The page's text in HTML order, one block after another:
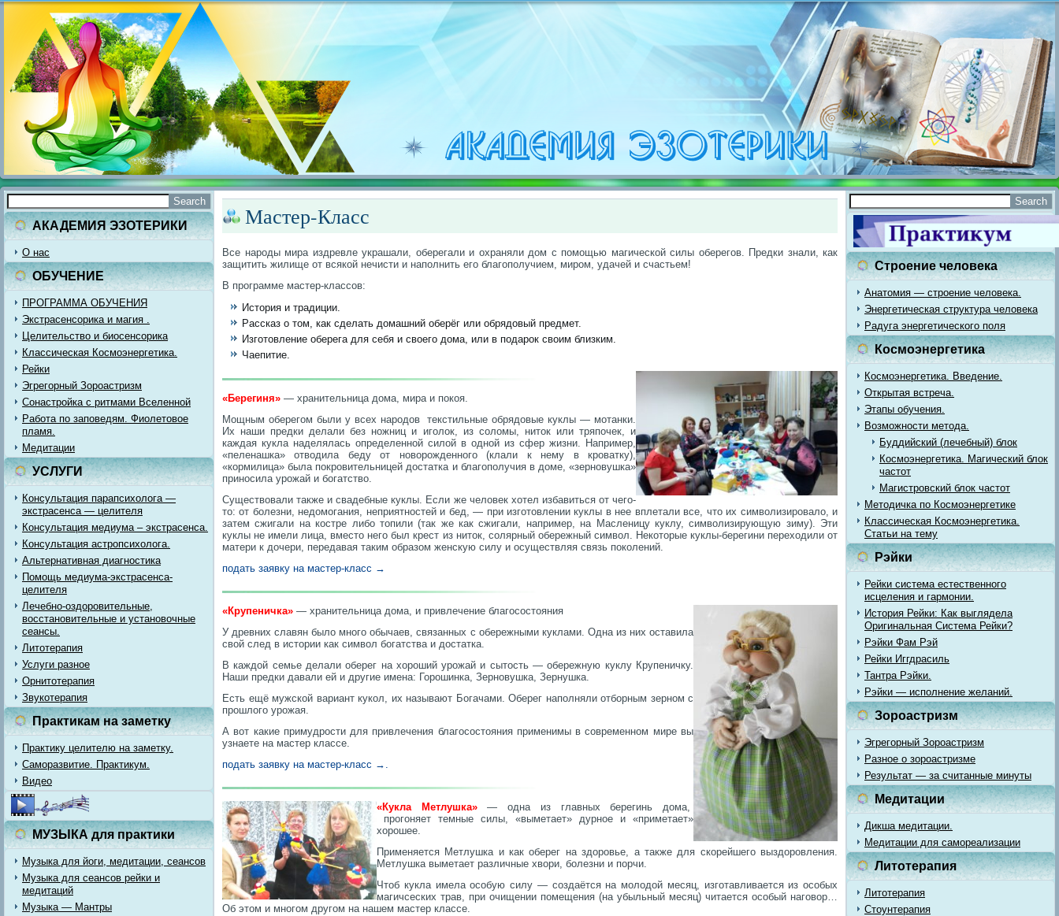
АКАДЕМИЯ ЭЗОТЕРИКИ
О нас
ОБУЧЕНИЕ
ПРОГРАММА ОБУЧЕНИЯ
Экстрасенсорика и магия .
Целительство и биосенсорика
Классическая Космоэнергетика.
Рейки
Эгрегорный Зороастризм
Сонастройка с ритмами Вселенной
Работа по заповедям. Фиолетовое
пламя.
Медитации
УСЛУГИ
Консультация парапсихолога —
экстрасенса — целителя
Консультация медиума – экстрасенса.
Консультация астропсихолога.
Альтернативная диагностика
Помощь медиума-экстрасенса-
целителя
Лечебно-оздоровительные,
восстановительные и установочные
сеансы.
Литотерапия
Услуги разное
Орнитотерапия
Звукотерапия
Практикам на заметку
Практику целителю на заметку.
Саморазвитие. Практикум.
Видео
МУЗЫКА для практики
Музыка для йоги, медитации, сеансов
Музыка для сеансов рейки и
медитаций
Музыка — Мантры
Мастер-Класс
Все народы мира издревле украшали, оберегали и охраняли дом с помощью магической силы оберегов. Предки знали, как
защитить жилище от всякой нечисти и наполнить его благополучием, миром, удачей и счастьем!
В программе мастер-классов:
История и традиции.
Рассказ о том, как сделать домашний оберёг или обрядовый предмет.
Изготовление оберега для себя и своего дома, или в подарок своим близким.
Чаепитие.
«Берегиня» — хранительница дома, мира и покоя.
Мощным оберегом были у всех народов текстильные обрядовые куклы — мотанки.
Их наши предки делали без ножниц и иголок, из соломы, ниток или тряпочек, и
каждая кукла наделялась определенной силой в одной из сфер жизни. Например,
«пеленашка» отводила беду от новорожденного (клали к нему в кроватку),
«кормилица» была покровительницей достатка и благополучия в доме, «зерновушка»
приносила урожай и богатство.
Существовали также и свадебные куклы. Если же человек хотел избавиться от чего-
то: от болезни, недомогания, неприятностей и бед, — при изготовлении куклы в нее вплетали все, что их символизировало, и
затем сжигали на костре либо топили (так же как сжигали, например, на Масленицу куклу, символизирующую зиму). Эти
куклы не имели лица, вместо него был крест из ниток, солярный обережный символ. Некоторые куклы-берегини переходили от
матери к дочери, передавая таким образом женскую силу и осуществляя связь поколений.
подать заявку на мастер-класс →
«Крупеничка» — хранительница дома, и привлечение благосостояния
У древних славян было много обычаев, связанных с обережными куклами. Одна из них оставила
свой след в истории как символ богатства и достатка.
В каждой семье делали оберег на хороший урожай и сытость — обережную куклу Крупеничку.
Наши предки давали ей и другие имена: Горошинка, Зерновушка, Зернушка.
Есть ещё мужской вариант кукол, их называют Богачами. Оберег наполняли отборным зерном с
прошлого урожая.
А вот какие примудрости для привлечения благосостояния применимы в современном мире вы
узнаете на мастер классе.
подать заявку на мастер-класс →.
«Кукла Метлушка»— одна из главных берегинь дома,
прогоняет темные силы, «выметает» дурное и «приметает»
хорошее.
Применяется Метлушка и как оберег на здоровье, а также для скорейшего выздоровления.
Метлушка выметает различные хвори, болезни и порчи.
Чтоб кукла имела особую силу — создаётся на молодой месяц, изготавливается из особых
магичсеских трав, при очищении помещения (на убыльный месяц) читается особый наговор…
Об этом и многом другом на нашем мастер классе.
Строение человека
Анатомия — строение человека.
Энергетическая структура человека
Радуга энергетического поля
Космоэнергетика
Космоэнергетика. Введение.
Открытая встреча.
Этапы обучения.
Возможности метода.
Буддийский (лечебный) блок
Космоэнергетика. Магический блок
частот
Магистровский блок частот
Методичка по Космоэнергетике
Классическая Космоэнергетика.
Статьи на тему
Рэйки
Рейки система естественного
исцеления и гармонии.
История Рейки: Как выглядела
Оригинальная Система Рейки?
Рэйки Фам Рэй
Рейки Иггдрасиль
Тантра Рэйки.
Рэйки — исполнение желаний.
Зороастризм
Эгрегорный Зороастризм
Разное о зороастризме
Результат — за считанные минуты
Медитации
Дикша медитации.
Медитации для самореализации
Литотерапия
Литотерапия
Стоунтерапия